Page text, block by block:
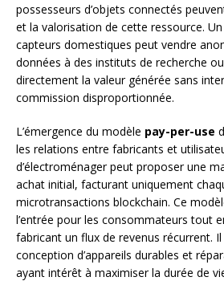
possesseurs d’objets connectés
et la valorisation de cette ressource.
capteurs domestiques peut vendre
données à des instituts de recherche
directement la valeur générée sans
commission disproportionnée.
L’émergence du modèle pay-per-use
les relations entre fabricants et
d’électroménager peut proposer une
achat initial, facturant uniquement
microtransactions blockchain. Ce
l’entrée pour les consommateurs tout
fabricant un flux de revenus récurrent.
conception d’appareils durables et
ayant intérêt à maximiser la durée de